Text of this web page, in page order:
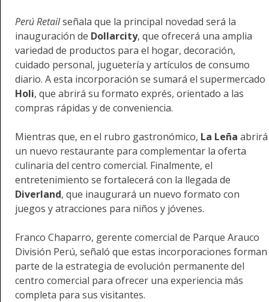
Perú Retailseñala que la principal novedad será la
inauguración de Dollarcity, que ofrecerá una amplia
variedad de productos para el hogar, decoración,
cuidado personal, juguetería y artículos de consumo
diario. A esta incorporación se sumará el supermercado
Holi, que abrirá su formato exprés, orientado a las
compras rápidas y de conveniencia.
Mientras que, en el rubro gastronómico, La Leña abrirá
un nuevo restaurante para complementar la oferta
culinaria del centro comercial. Finalmente, el
entretenimiento se fortalecerá con la llegada de
Diverland, que inaugurará un nuevo formato con
juegos y atracciones para niños y jóvenes.
Franco Chaparro, gerente comercial de Parque Arauco
División Perú, señaló que estas incorporaciones forman
parte de la estrategia de evolución permanente del
centro comercial para ofrecer una experiencia más
completa para sus visitantes.